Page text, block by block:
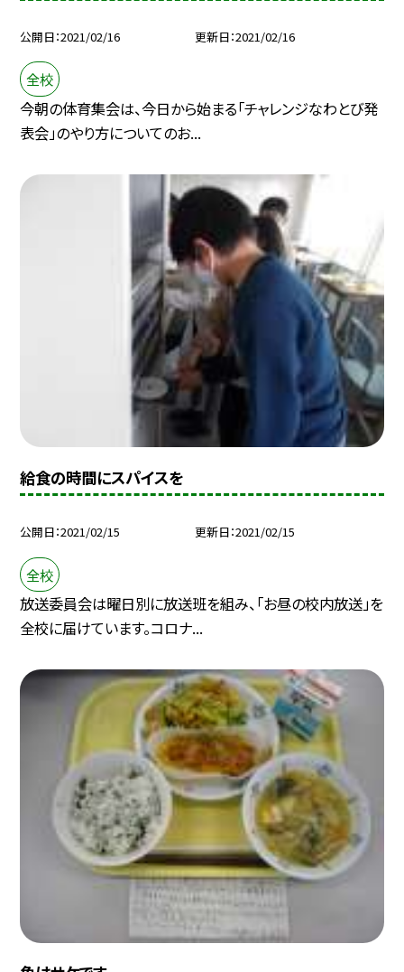
公開日 2021/02/16 更新日 2021/02/16
全校
今朝の体育集会は、今日から始まる「チャレンジなわとび発
表会」のやり方についてのお...
給食の時間にスパイスを
公開日 2021/02/15 更新日 2021/02/15
全校
放送委員会は曜日別に放送班を組み、「お昼の校内放送」を
全校に届けています。コロナ...